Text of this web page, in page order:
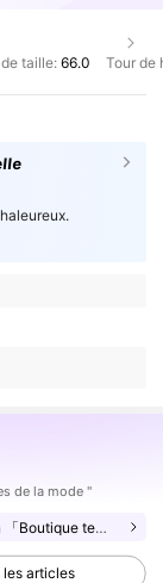
taille: 66.0 Tour de
de la mode "
「Boutique tendance」
les articles